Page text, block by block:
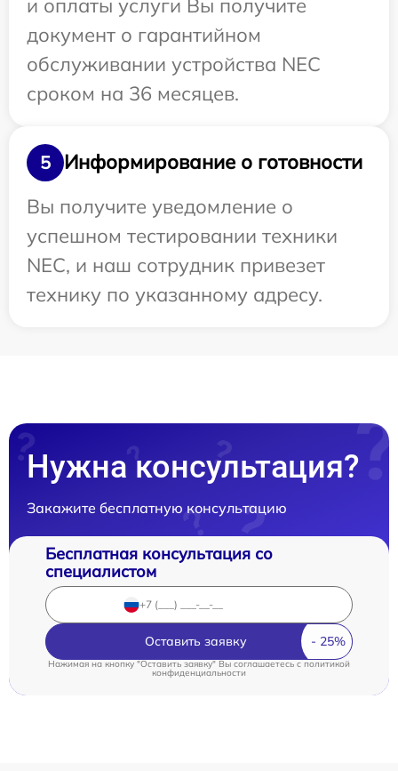
и оплаты услуги Вы получите
документ о гарантийном
обслуживании устройства NEC
сроком на 36 месяцев.
5
Информирование о готовности
Вы получите уведомление о
успешном тестировании техники
NEC, и наш сотрудник привезет
технику по указанному адресу.
Нужна консультация?
Закажите бесплатную консультацию
Бесплатная консультация со
специалистом
Оставить заявку
Нажимая на кнопку "Оставить заявку" Вы соглашаетесь cполитикой
конфиденциальности